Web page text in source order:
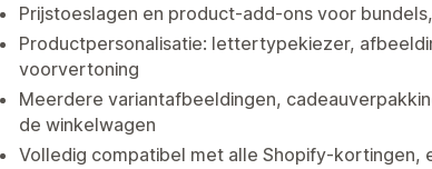
Prijstoeslagen en product-add-ons voor
Productpersonalisatie: lettertypekiezer,
voorvertoning
Meerdere variantafbeeldingen,
de winkelwagen
Volledig compatibel met alle Shopify-kortingen,